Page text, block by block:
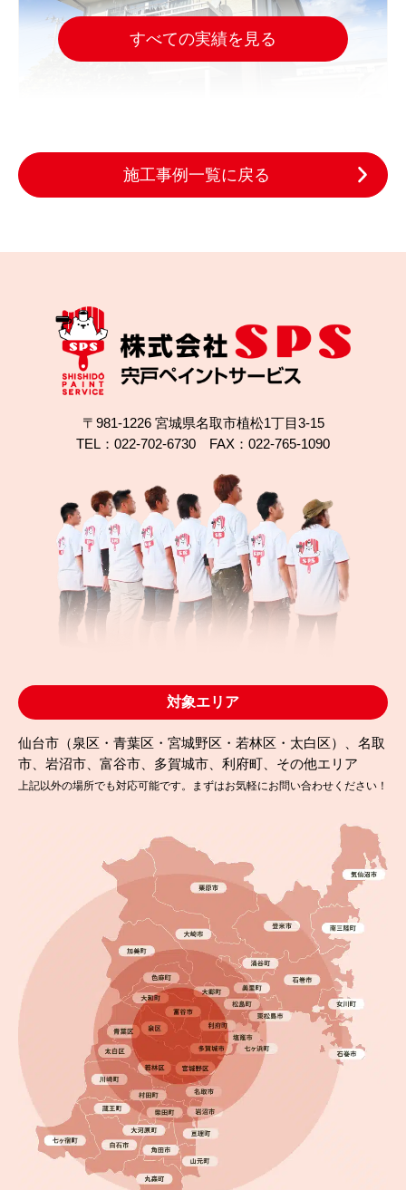
2025.10.04
ガルバリウム屋根は塗装できる？名取市植松の無機
塗装事例
完成日 2025.09.19
一条工務店の外壁塗装は必要？名取市で塗り替え工
事を行いました！
すべての実績を見る
施工事例一覧に戻る
〒981-1226 宮城県名取市植松1丁目3-15
TEL：022-702-6730 FAX：022-765-1090
対象エリア
仙台市（泉区・青葉区・宮城野区・若林区・太白区）、名取
市、岩沼市、富谷市、多賀城市、利府町、その他エリア
上記以外の場所でも対応可能です。まずはお気軽にお問い合わせください！